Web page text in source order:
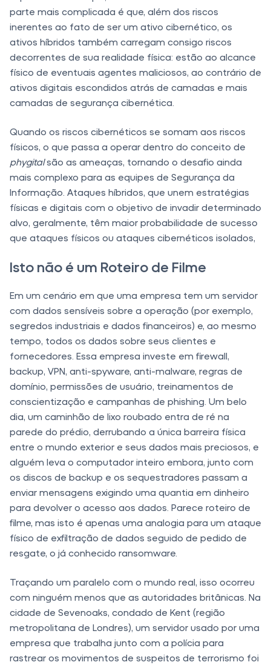
parte mais complicada é que, além dos riscos
inerentes ao fato de ser um ativo cibernético, os
ativos híbridos também carregam consigo riscos
decorrentes de sua realidade física: estão ao alcance
físico de eventuais agentes maliciosos, ao contrário de
ativos digitais escondidos atrás de camadas e mais
camadas de segurança cibernética.
Quando os riscos cibernéticos se somam aos riscos
físicos, o que passa a operar dentro do conceito de
phygitalsão as ameaças, tornando o desafio ainda
mais complexo para as equipes de Segurança da
Informação. Ataques híbridos, que unem estratégias
físicas e digitais com o objetivo de invadir determinado
alvo, geralmente, têm maior probabilidade de sucesso
que ataques físicos ou ataques cibernéticos isolados,
Isto não é um Roteiro de Filme
Em um cenário em que uma empresa tem um servidor
com dados sensíveis sobre a operação (por exemplo,
segredos industriais e dados financeiros) e, ao mesmo
tempo, todos os dados sobre seus clientes e
fornecedores. Essa empresa investe em firewall,
backup, VPN, anti-spyware, anti-malware, regras de
domínio, permissões de usuário, treinamentos de
conscientização e campanhas de phishing. Um belo
dia, um caminhão de lixo roubado entra de ré na
parede do prédio, derrubando a única barreira física
entre o mundo exterior e seus dados mais preciosos, e
alguém leva o computador inteiro embora, junto com
os discos de backup e os sequestradores passam a
enviar mensagens exigindo uma quantia em dinheiro
para devolver o acesso aos dados. Parece roteiro de
filme, mas isto é apenas uma analogia para um ataque
físico de exfiltração de dados seguido de pedido de
resgate, o já conhecido ransomware.
Traçando um paralelo com o mundo real, isso ocorreu
com ninguém menos que as autoridades britânicas. Na
cidade de Sevenoaks, condado de Kent (região
metropolitana de Londres), um servidor usado por uma
empresa que trabalha junto com a polícia para
rastrear os movimentos de suspeitos de terrorismo foi